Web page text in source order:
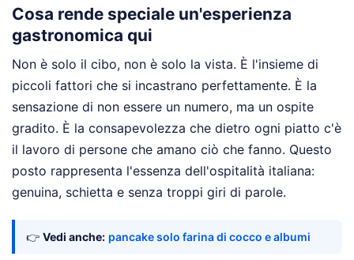
Cosa rende speciale un'esperienza
gastronomica qui
Non è solo il cibo, non è solo la vista. È l'insieme di
piccoli fattori che si incastrano perfettamente. È la
sensazione di non essere un numero, ma un ospite
gradito. È la consapevolezza che dietro ogni piatto c'è
il lavoro di persone che amano ciò che fanno. Questo
posto rappresenta l'essenza dell'ospitalità italiana:
genuina, schietta e senza troppi giri di parole.
👉 Vedi anche: pancake solo farina di cocco e albumi